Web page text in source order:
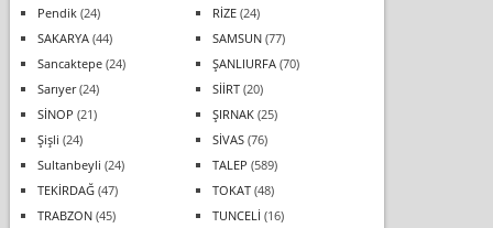
Pendik(24) RİZE(24)
SAKARYA(44) SAMSUN(77)
Sancaktepe(24) ŞANLIURFA(70)
Sarıyer(24) SİİRT(20)
SİNOP (21) ŞIRNAK(25)
Şişli (24) SİVAS(76)
Sultanbeyli (24) TALEP (589)
TEKİRDAĞ(47) TOKAT(48)
TRABZON(45) TUNCELİ (16)